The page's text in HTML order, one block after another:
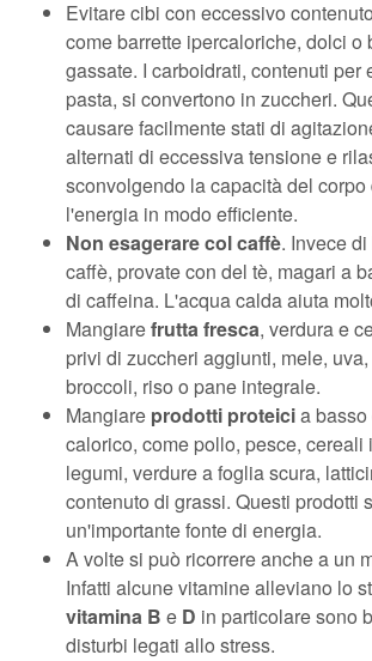
Evitare cibi con eccessivo
come barrette ipercaloriche, dolci o
gassate. I carboidrati, contenuti per
pasta, si convertono in zuccheri.
causare facilmente stati di
alternati di eccessiva tensione e
sconvolgendo la capacità del
l'energia in modo efficiente.
Non esagerare col caffè. Invece
caffè, provate con del tè, magari a
di caffeina. L'acqua calda aiuta
Mangiarefrutta fresca, verdura e
privi di zuccheri aggiunti, mele,
broccoli, riso o pane integrale.
Mangiare prodotti proteici​​a
calorico, come pollo, pesce, cereali
legumi, verdure a foglia scura,
contenuto di grassi. Questi prodotti
un'importante fonte di energia.
A volte si può ricorrere anche a un
Infatti alcune vitamine alleviano lo
vitamina B e D in particolare sono
disturbi legati allo stress.